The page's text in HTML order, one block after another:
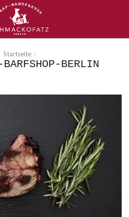
Startseite
BARFSHOP-BERLIN